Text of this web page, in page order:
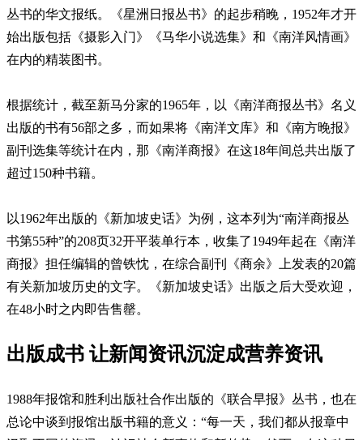
丛书的华文报纸。《星洲日报丛书》的起步稍晚，1952年才开
始出版包括《摄影入门》《马华小说选集》和《南洋风情画》
在内的精装图书。
根据统计，截至新马分家的1965年，以《南洋商报丛书》名义
出版的书有56部之多，而如果将《南洋文库》和《南方晚报》
副刊选集等统计在内，那《南洋商报》在这18年间总共出版了
超过150种书籍。
以1962年出版的《新加坡史话》为例，这本列为“南洋商报丛
书第55种”的208页32开平装单行本，收集了1949年起在《南洋
商报》担任编辑的曾铁忱，在综合副刊《商余》上发表的20篇
有关新加坡历史的文字。《新加坡史话》出版之后大受欢迎，
在48小时之内即告售罄。
出版成书 让新闻资讯沉淀成营养资讯
1988年报馆和胜利出版社合作出版的《联合早报》丛书，也在
总论中谈到报馆出版书籍的意义：“每一天，我们都从报章中